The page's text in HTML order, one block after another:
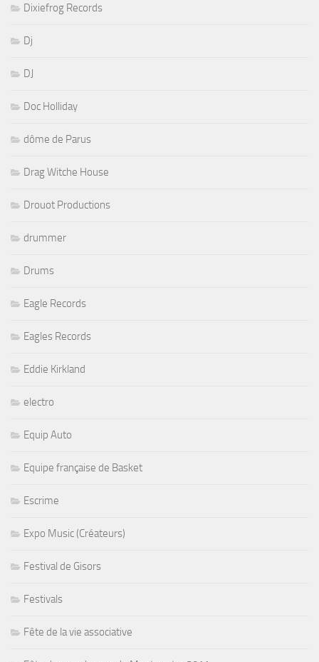
Dixiefrog Records
Dj
DJ
Doc Holliday
dôme de Parus
Drag Witche House
Drouot Productions
drummer
Drums
Eagle Records
Eagles Records
Eddie Kirkland
electro
Equip Auto
Equipe française de Basket
Escrime
Expo Music (Créateurs)
Festival de Gisors
Festivals
Fête de la vie associative